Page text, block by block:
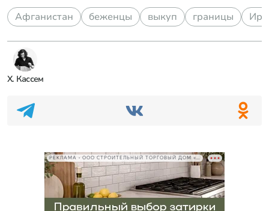
Афганистан беженцы выкуп границы
Х. Кассем
РЕКЛАМА • ООО СТРОИТЕЛЬНЫЙ ТОРГОВЫЙ ДОМ «ПЕТРОВИЧ», ИНН 7802348846